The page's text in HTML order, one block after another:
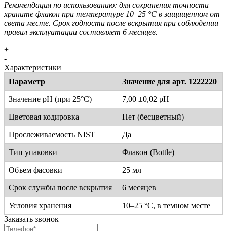
Рекомендация по использованию: для сохранения точности
храните флакон при температуре 10–25 °C в защищенном от
света месте. Срок годности после вскрытия при соблюдении
правил эксплуатации составляет 6 месяцев.
+
-
Характеристики
Параметр
Значение для арт. 1222220
Значение pH (при 25°C) 7,00 ±0,02 pH
Цветовая кодировка Нет (бесцветный)
Прослеживаемость NIST Да
Тип упаковки Флакон (Bottle)
Объем фасовки 25 мл
Срок службы после вскрытия 6 месяцев
Условия хранения
10–25 °C, в темном месте
Заказать звонок